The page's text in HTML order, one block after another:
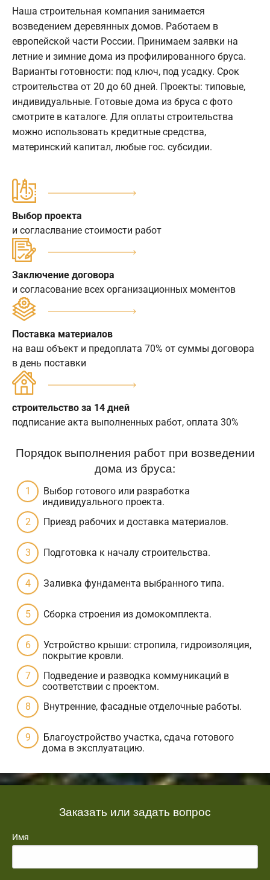
Наша строительная компания занимается
возведением деревянных домов. Работаем в
европейской части России. Принимаем заявки на
летние и зимние дома из профилированного бруса.
Варианты готовности: под ключ, под усадку. Срок
строительства от 20 до 60 дней. Проекты: типовые,
индивидуальные. Готовые дома из бруса с фото
смотрите в каталоге. Для оплаты строительства
можно использовать кредитные средства,
материнский капитал, любые гос. субсидии.
Выбор проекта
и согласлвание стоимости работ
Заключение договора
и согласование всех организационных моментов
Поставка материалов
на ваш объект и предоплата 70% от суммы договора
в день поставки
строительство за 14 дней
подписание акта выполненных работ, оплата 30%
Порядок выполнения работ при возведении
дома из бруса:
Выбор готового или разработка
индивидуального проекта.
Приезд рабочих и доставка материалов.
Подготовка к началу строительства.
Заливка фундамента выбранного типа.
Сборка строения из домокомплекта.
Устройство крыши: стропила, гидроизоляция,
покрытие кровли.
Подведение и разводка коммуникаций в
соответствии с проектом.
Внутренние, фасадные отделочные работы.
Благоустройство участка, сдача готового
дома в эксплуатацию.
Заказать или задать вопрос
Имя